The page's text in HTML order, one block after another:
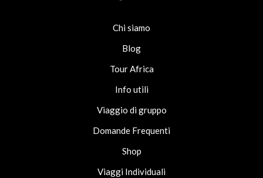
Chi siamo
Blog
Tour Africa
Info utili
Viaggio di gruppo
Domande Frequenti
Shop
Viaggi Individuali